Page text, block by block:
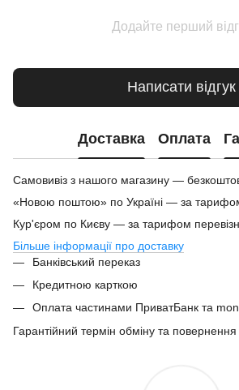
Додайте перший
Написати відгук
Доставка Оплата
Самовивіз з нашого магазину —
«Новою поштою» по Україні — за тарифом
Кур'єром по Києву — за тарифом
Більше інформації про доставку
Банківський переказ
Кредитною карткою
Оплата частинами ПриватБанк та
Гарантійний термін обміну та повернення